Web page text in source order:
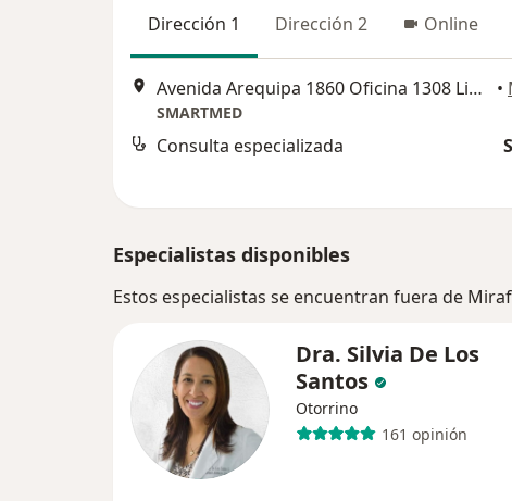
Dirección 1 Dirección 2 Online
Avenida Arequipa 1860 Oficina 1308 Lince, Lima, Perú, Lima •
SMARTMED
Consulta especializada
Especialistas disponibles
Estos especialistas se encuentran fuera de
Dra. Silvia De Los
Santos
Otorrino
161 opinión